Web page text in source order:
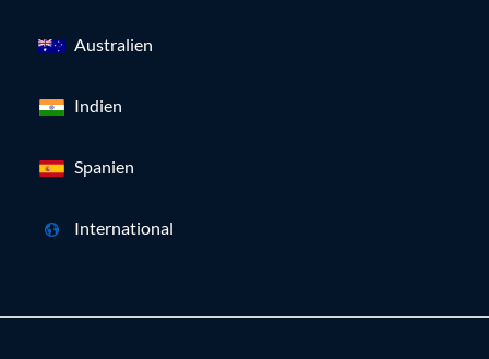
Australien
Indien
Spanien
International